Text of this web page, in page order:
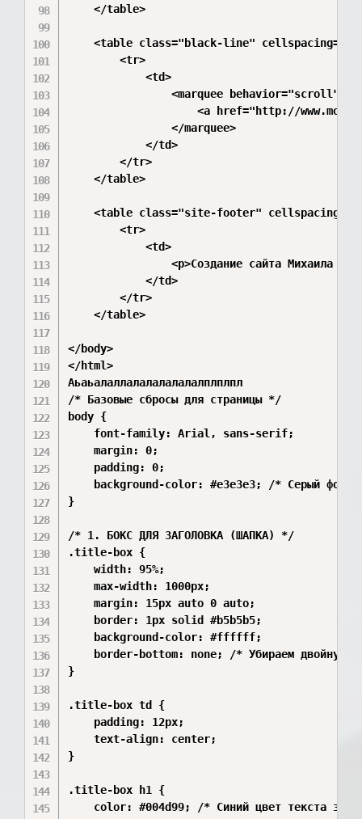
    </table>
<table class="black-line"
        <tr>
            <td>
<marquee behavior="scroll"
<a href="http://
                </marquee>
            </td>
        </tr>
    </table>
<table class="site-footer"
        <tr>
            <td>
<p>Создание сайта Михаила
            </td>
        </tr>
    </table>
</body>
</html>
Аьаьалаллалалалалалалплплпл
/* Базовые сбросы для страницы */
body {
    font-family: Arial, sans-serif;
    margin: 0;
    padding: 0;
background-color: #e3e3e3; /* Серый фон
}
/* 1. БОКС ДЛЯ ЗАГОЛОВКА (ШАПКА) */
.title-box {
    width: 95%;
    max-width: 1000px;
    margin: 15px auto 0 auto;
    border: 1px solid #b5b5b5;
    background-color: #ffffff;
border-bottom: none; /* Убираем двойную
}
.title-box td {
    padding: 12px;
    text-align: center;
}
.title-box h1 {
color: #004d99; /* Синий цвет текста